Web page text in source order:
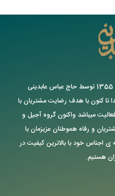
آجیل و خشکبار عابدینی در سال 1355 توسط حاج عباس عابدینی
تا کنون با هدف رضایت مشتریان با
میباشد واکنون گروه آجیل و
و رفاه هموطنان عزیزمان با
ی اجناس خود با بالاترین کیفیت در
هستیم.